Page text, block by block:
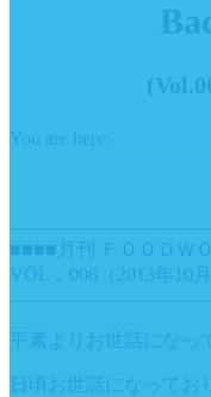
You are here:
■■■■月刊 ＦＯＯＤＷ
VOL．006（2013年10
平素よりお世話になっ
日頃お世話になってお